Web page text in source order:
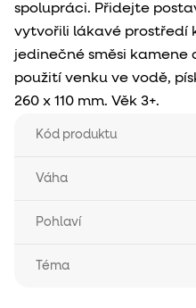
spolupráci. Přidejte
vytvořili lákavé prostředí
jedinečné směsi kamene
použití venku ve vodě,
260 x 110 mm. Věk 3+.
Kód produktu
Váha
Pohlaví
Téma